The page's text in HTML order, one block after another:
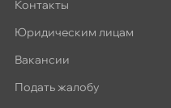
Контакты
Юридическим лицам
акансии
Подать жалобу